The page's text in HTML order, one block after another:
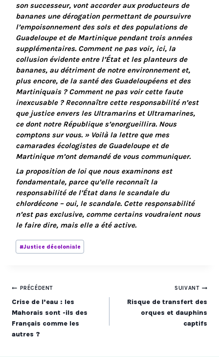
son successeur, vont accorder aux producteurs de
bananes une dérogation permettant de poursuivre
l’empoisonnement des sols et des populations de
Guadeloupe et de Martinique pendant trois années
supplémentaires. Comment ne pas voir, ici, la
collusion évidente entre l’État et les planteurs de
bananes, au détriment de notre environnement et,
plus encore, de la santé des Guadeloupéens et des
Martiniquais ? Comment ne pas voir cette faute
inexcusable ? Reconnaître cette responsabilité n’est
que justice envers les Ultramarins et Ultramarines,
ce dont notre République s’enorgueillira. Nous
comptons sur vous. » Voilà la lettre que mes
camarades écologistes de Guadeloupe et de
Martinique m’ont demandé de vous communiquer.
La proposition de loi que nous examinons est
fondamentale, parce qu’elle reconnaît la
responsabilité de l’État dans le scandale du
chlordécone – oui, le scandale. Cette responsabilité
n’est pas exclusive, comme certains voudraient nous
le faire dire, mais elle a été active.
Étiquettes
de
#Justice décoloniale
Navigation
de
l’article
PRÉCÉDENT
Crise de l’eau : les
Mahorais sont -ils des
Français comme les
autres ?
SUIVANT
Risque de transfert des
orques et dauphins
captifs